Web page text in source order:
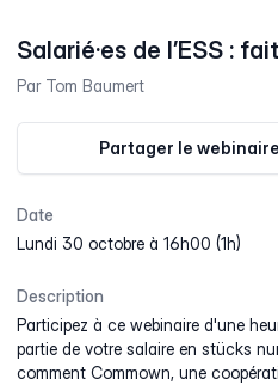
Salarié·es de l’ESS :
Par Tom Baumert
Partager le webinaire
Date
lundi 30 octobre à 16h00 (1h)
Description
Participez à ce webinaire d'une
partie de votre salaire en stücks
comment Commown, une